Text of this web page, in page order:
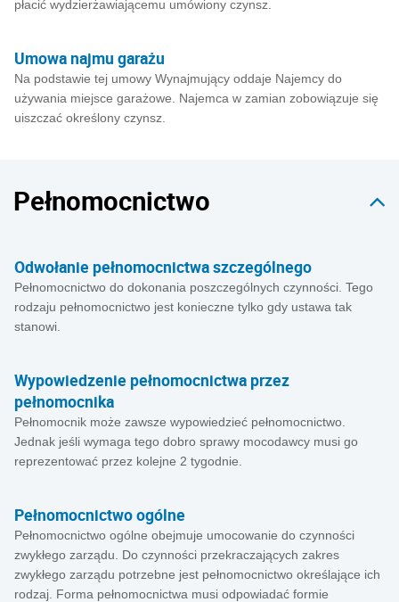
płacić wydzierżawiającemu umówiony czynsz.
Umowa najmu garażu
Na podstawie tej umowy Wynajmujący oddaje Najemcy do
używania miejsce garażowe. Najemca w zamian zobowiązuje się
uiszczać określony czynsz.
Pełnomocnictwo
Odwołanie pełnomocnictwa szczególnego
Pełnomocnictwo do dokonania poszczególnych czynności. Tego
rodzaju pełnomocnictwo jest konieczne tylko gdy ustawa tak
stanowi.
Wypowiedzenie pełnomocnictwa przez
pełnomocnika
Pełnomocnik może zawsze wypowiedzieć pełnomocnictwo.
Jednak jeśli wymaga tego dobro sprawy mocodawcy musi go
reprezentować przez kolejne 2 tygodnie.
Pełnomocnictwo ogólne
Pełnomocnictwo ogólne obejmuje umocowanie do czynności
zwykłego zarządu. Do czynności przekraczających zakres
zwykłego zarządu potrzebne jest pełnomocnictwo określające ich
rodzaj. Forma pełnomocnictwa musi odpowiadać formie